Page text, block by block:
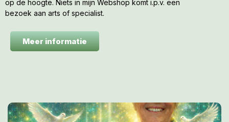
op de hoogte. Niets in mijn Webshop komt i.p.v. een
bezoek aan arts of specialist.
Meer informatie